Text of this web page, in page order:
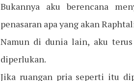
Bukannya aku berencana
penasaran apa yang akan
Namun di dunia lain, aku
diperlukan.
Jika ruangan pria seperti itu